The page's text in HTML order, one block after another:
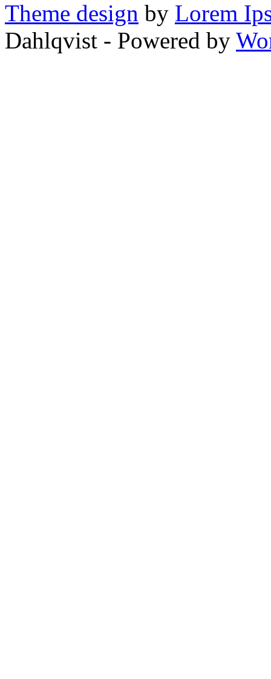
Theme design by Lorem
Dahlqvist - Powered by